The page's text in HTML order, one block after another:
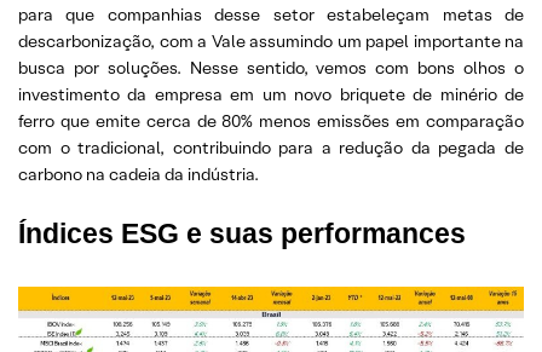
para que companhias desse setor estabeleçam metas de
descarbonização, com a Vale assumindo um papel importante na
busca por soluções. Nesse sentido, vemos com bons olhos o
investimento da empresa em um novo briquete de minério de
ferro que emite cerca de 80% menos emissões em comparação
com o tradicional, contribuindo para a redução da pegada de
carbono na cadeia da indústria.
Índices ESG e suas performances